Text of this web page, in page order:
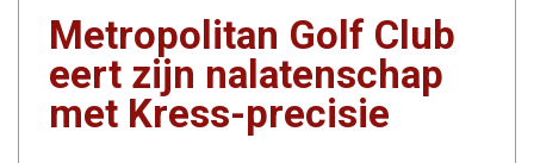
Metropolitan Golf Club
eert zijn nalatenschap
met Kress-precisie